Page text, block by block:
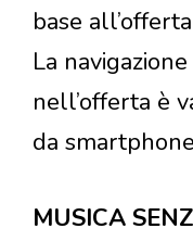
base
La
nell’offerta è
da
MUSICA